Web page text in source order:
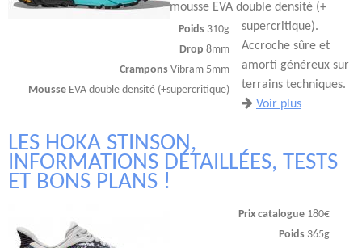
Poids 310g
Drop 8mm
Crampons Vibram 5mm
Mousse EVA double densité (+supercritique)
mousse EVA double densité (+
supercritique).
Accroche sûre et
amorti généreux sur
terrains techniques.
Voir plus
LES HOKA STINSON,
INFORMATIONS DÉTAILLÉES, TESTS
ET BONS PLANS !
Prix catalogue 180€
Poids 365g